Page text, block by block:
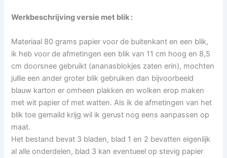
Werkbeschrijving versie met blik :
Materiaal 80 grams papier voor de buitenkant en een blik,
ik heb voor de afmetingen een blik van 11 cm hoog en 8,5
cm doorsnee gebruikt (ananasblokjes zaten erin), mochten
jullie een ander groter blik gebruiken dan bijvoorbeeld
blauw karton er omheen plakken en wolken erop maken
met wit papier of met watten. Als ik de afmetingen van het
blik toe gemaild krijg wil ik gerust nog eens aanpassen op
maat.
Het bestand bevat 3 bladen, blad 1 en 2 bevatten eigenlijk
al alle onderdelen, blad 3 kan eventueel op stevig papier